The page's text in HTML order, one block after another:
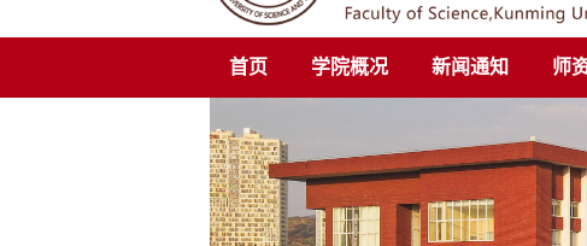
首页 学院概况 新闻通知 师